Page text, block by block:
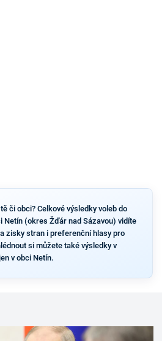
či obci? Celkové výsledky voleb do
Netín (okres Žďár nad Sázavou) vidíte
zisky stran i preferenční hlasy pro
si můžete také výsledky v
v obci Netín.